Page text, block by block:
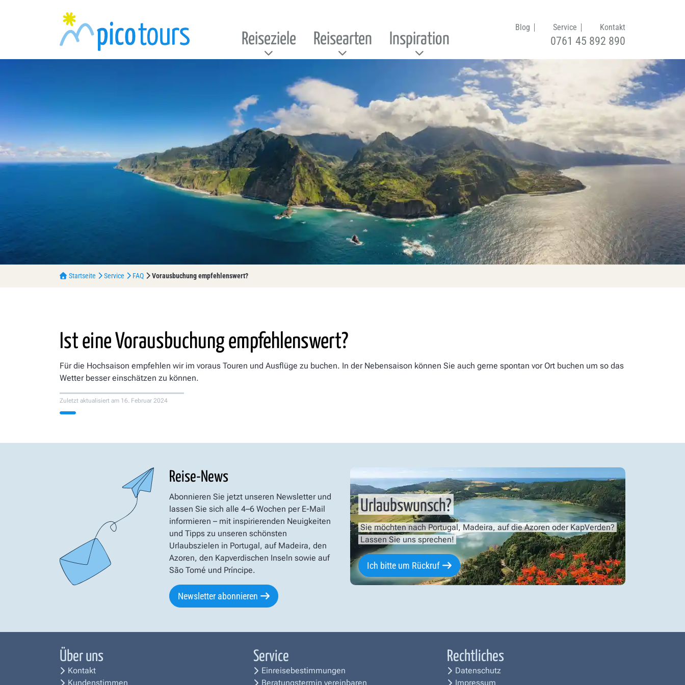
Reiseziele Reisearten Inspiration
Blog Service Kontakt
0761 45 892 890
Startseite Service FAQ Vorausbuchung empfehlenswert?
Ist eine Vorausbuchung empfehlenswert?
Für die Hochsaison empfehlen wir im voraus Touren und Ausflüge zu buchen. In der Nebensaison können Sie auch gerne spontan vor Ort buchen um so das
Wetter besser einschätzen zu können.
Zuletzt aktualisiert am 16. Februar 2024
Reise-News
Abonnieren Sie jetzt unseren Newsletter und
lassen Sie sich alle 4–6 Wochen per E-Mail
informieren – mit inspirierenden Neuigkeiten
und Tipps zu unseren schönsten
Urlaubszielen in Portugal, auf Madeira, den
Azoren, den Kapverdischen Inseln sowie auf
São Tomé und Príncipe.
Newsletter abonnieren
Urlaubswunsch?
Sie möchten nach Portugal, Madeira, auf die Azoren oder KapVerden?
Lassen Sie uns sprechen!
Ich bitte um Rückruf
Über uns
Kontakt
Kundenstimmen
Service
Einreisebestimmungen
Beratungstermin vereinbaren
Rechtliches
Datenschutz
Impressum